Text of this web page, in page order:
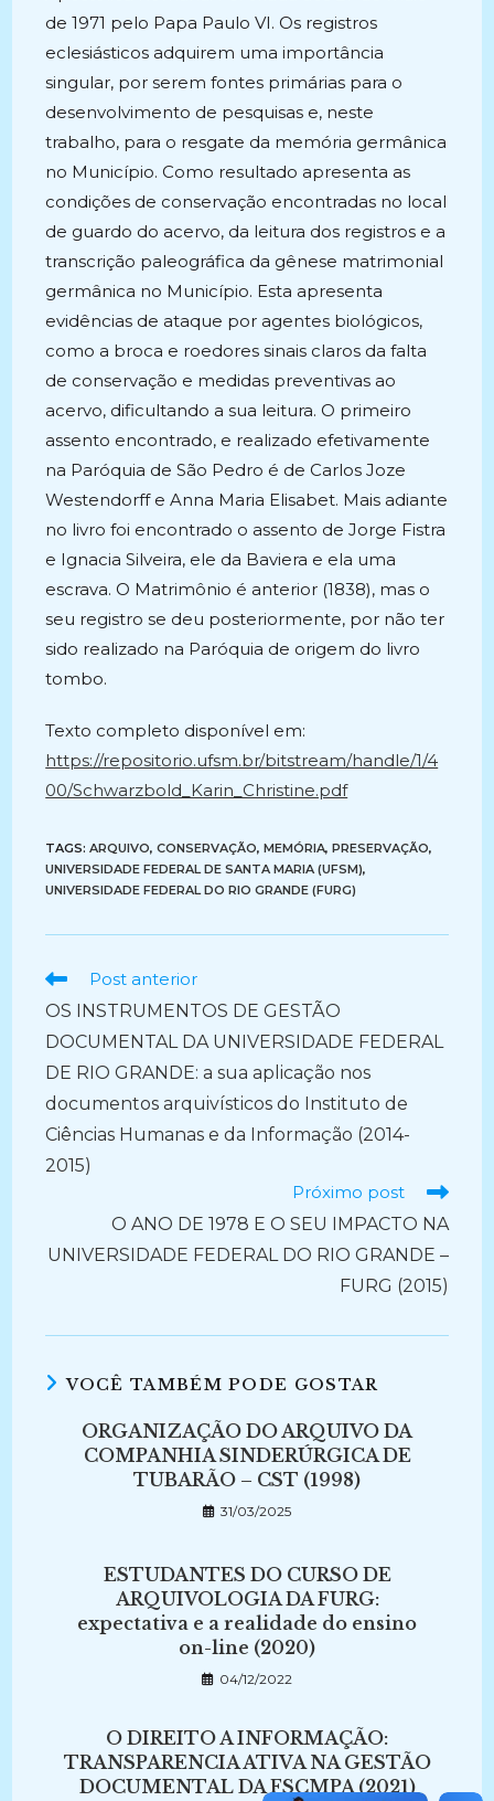
de 1971 pelo Papa Paulo VI. Os registros
eclesiásticos adquirem uma importância
singular, por serem fontes primárias para o
desenvolvimento de pesquisas e, neste
trabalho, para o resgate da memória germânica
no Município. Como resultado apresenta as
condições de conservação encontradas no local
de guardo do acervo, da leitura dos registros e a
transcrição paleográfica da gênese matrimonial
germânica no Município. Esta apresenta
evidências de ataque por agentes biológicos,
como a broca e roedores sinais claros da falta
de conservação e medidas preventivas ao
acervo, dificultando a sua leitura. O primeiro
assento encontrado, e realizado efetivamente
na Paróquia de São Pedro é de Carlos Joze
Westendorff e Anna Maria Elisabet. Mais adiante
no livro foi encontrado o assento de Jorge Fistra
e Ignacia Silveira, ele da Baviera e ela uma
escrava. O Matrimônio é anterior (1838), mas o
seu registro se deu posteriormente, por não ter
sido realizado na Paróquia de origem do livro
tombo.
Texto completo disponível em:
https://repositorio.ufsm.br/bitstream/handle/1/4
00/Schwarzbold_Karin_Christine.pdf
TAGS:ARQUIVO, CONSERVAÇÃO, MEMÓRIA, PRESERVAÇÃO,
UNIVERSIDADE FEDERAL DE SANTA MARIA (UFSM),
UNIVERSIDADE FEDERAL DO RIO GRANDE (FURG)
Ler
artigos
Post anterior
OS INSTRUMENTOS DE GESTÃO
DOCUMENTAL DA UNIVERSIDADE FEDERAL
DE RIO GRANDE: a sua aplicação nos
documentos arquivísticos do Instituto de
Ciências Humanas e da Informação (2014-
2015)
Próximo post
O ANO DE 1978 E O SEU IMPACTO NA
UNIVERSIDADE FEDERAL DO RIO GRANDE –
FURG (2015)
VOCÊ TAMBÉM PODE GOSTAR
ORGANIZAÇÃO DO ARQUIVO DA
COMPANHIA SINDERÚRGICA DE
TUBARÃO – CST (1998)
31/03/2025
ESTUDANTES DO CURSO DE
ARQUIVOLOGIA DA FURG:
expectativa e a realidade do ensino
on-line (2020)
04/12/2022
O DIREITO A INFORMAÇÃO:
TRANSPARENCIA ATIVA NA GESTÃO
DOCUMENTAL DA FSCMPA (2021)